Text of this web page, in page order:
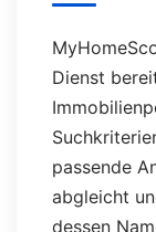
Dienst
passende
abgleicht
dessen